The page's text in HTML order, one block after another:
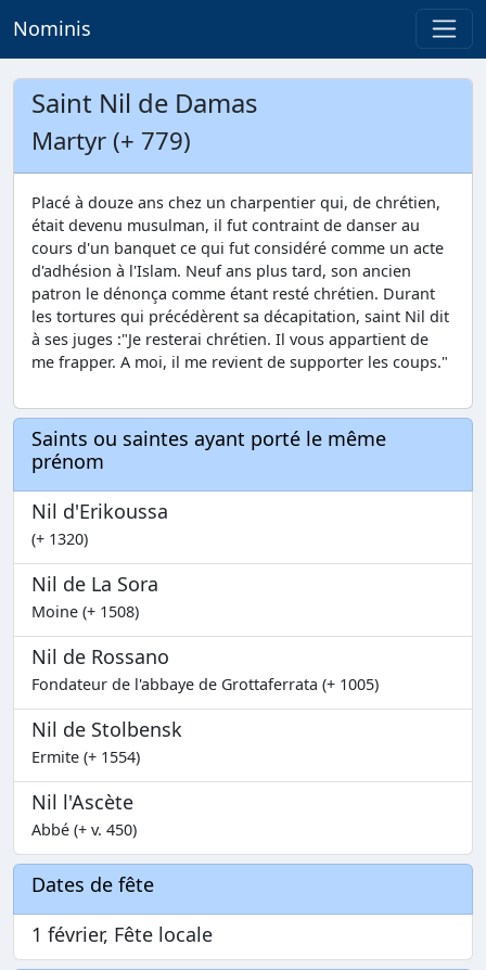
Nominis
Saint Nil de Damas
Martyr (+ 779)
Placé à douze ans chez un charpentier qui, de chrétien,
était devenu musulman, il fut contraint de danser au
cours d'un banquet ce qui fut considéré comme un acte
d'adhésion à l'Islam. Neuf ans plus tard, son ancien
patron le dénonça comme étant resté chrétien. Durant
les tortures qui précédèrent sa décapitation, saint Nil dit
à ses juges :"Je resterai chrétien. Il vous appartient de
me frapper. A moi, il me revient de supporter les coups."
Saints ou saintes ayant porté le même
prénom
Nil d'Erikoussa
(+ 1320)
Nil de La Sora
Moine (+ 1508)
Nil de Rossano
Fondateur de l'abbaye de Grottaferrata (+ 1005)
Nil de Stolbensk
Ermite (+ 1554)
Nil l'Ascète
Abbé (+ v. 450)
Dates de fête
1 février, Fête locale